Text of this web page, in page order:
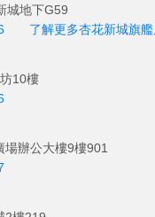
城地下G59
了解更多杏花新城旗
10樓
辦公大樓9樓901